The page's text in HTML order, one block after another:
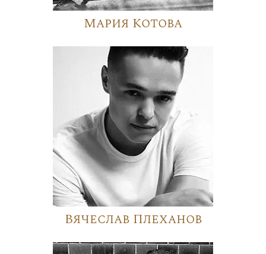
Мария Котова
Вячеслав Плеханов